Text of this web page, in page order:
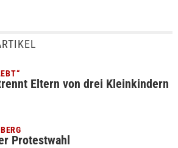
Eltern von drei Kleinkindern
Protestwahl